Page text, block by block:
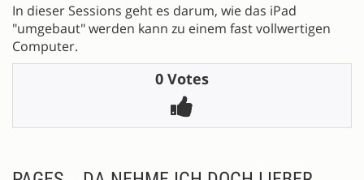
In dieser Sessions geht es darum, wie das iPad
"umgebaut" werden kann zu einem fast vollwertigen
Computer.
0 Votes